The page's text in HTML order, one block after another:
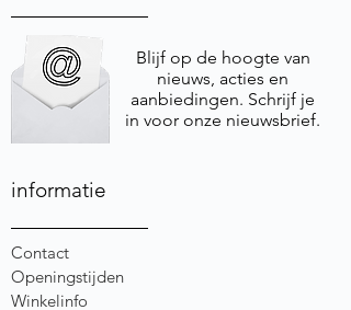
Blijf op de hoogte van
nieuws, acties en
aanbiedingen. Schrijf je
in voor onze nieuwsbrief.
informatie
Contact
Openingstijden
Winkelinfo